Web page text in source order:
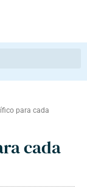
para cada
cada